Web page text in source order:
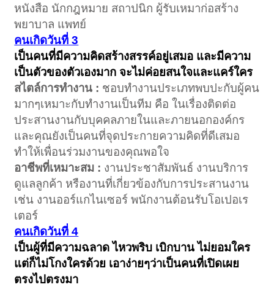
หนังสือ นักกฎหมาย สถาปนิก ผู้รับเหมาก่อสร้าง
พยาบาล แพทย์
คนเกิดวันที่ 3
เป็นคนที่มีความคิดสร้างสรรค์อยู่เสมอ และมีความ
เป็นตัวของตัวเองมาก จะไม่ค่อยสนใจและแคร์ใคร
สไตล์การทำงาน : ชอบทำงานประเภทพบปะกับผู้คน
มากๆเหมาะกับทำงานเป็นทีม คือ ในเรื่องติดต่อ
ประสานงานกับบุคคลภายในและภายนอกองค์กร
และคุณยังเป็นคนที่จุดประกายความคิดที่ดีเสมอ
ทำให้เพื่อนร่วมงานของคุณพอใจ
อาชีพที่เหมาะสม : งานประชาสัมพันธ์ งานบริการ
ดูแลลูกค้า หรืองานที่เกี่ยวข้องกับการประสานงาน
เช่น งานออร์แกไนเซอร์ พนักงานต้อนรับโอเปอเร
เตอร์
คนเกิดวันที่ 4
เป็นผู้ที่มีความฉลาด ไหวพริบ เบิกบาน ไม่ยอมใคร
แต่ก็ไม่โกงใครด้วย เอาง่ายๆว่าเป็นคนที่เปิดเผย
ตรงไปตรงมา